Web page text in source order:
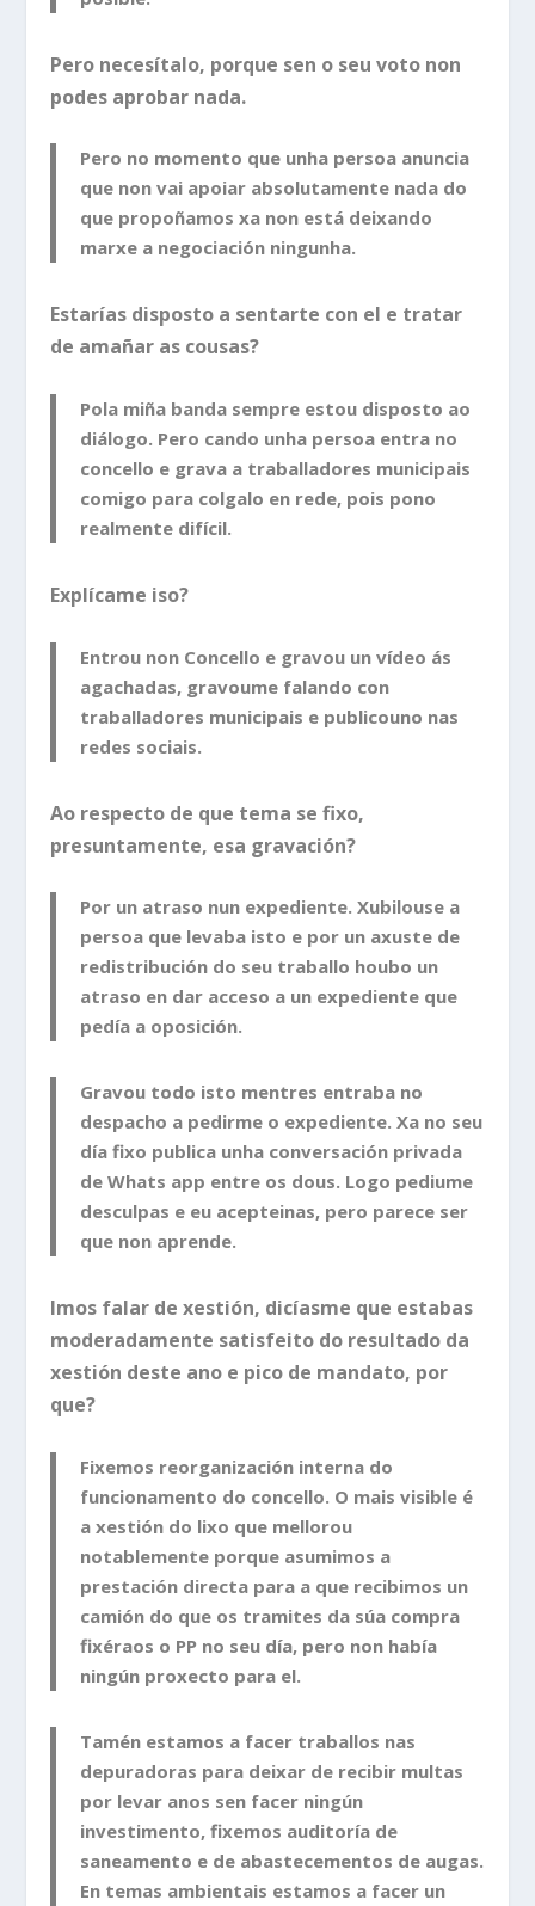
Pero necesítalo, porque sen o seu voto non
podes aprobar nada.
Pero no momento que unha persoa anuncia
que non vai apoiar absolutamente nada do
que propoñamos xa non está deixando
marxe a negociación ningunha.
Estarías disposto a sentarte con el e tratar
de amañar as cousas?
Pola miña banda sempre estou disposto ao
diálogo. Pero cando unha persoa entra no
concello e grava a traballadores municipais
comigo para colgalo en rede, pois pono
realmente difícil.
Explícame iso?
Entrou non Concello e gravou un vídeo ás
agachadas, gravoume falando con
traballadores municipais e publicouno nas
redes sociais.
Ao respecto de que tema se fixo,
presuntamente, esa gravación?
Por un atraso nun expediente. Xubilouse a
persoa que levaba isto e por un axuste de
redistribución do seu traballo houbo un
atraso en dar acceso a un expediente que
pedía a oposición.
Gravou todo isto mentres entraba no
despacho a pedirme o expediente. Xa no seu
día fixo publica unha conversación privada
de Whats app entre os dous. Logo pediume
desculpas e eu acepteinas, pero parece ser
que non aprende.
Imos falar de xestión, dicíasme que estabas
moderadamente satisfeito do resultado da
xestión deste ano e pico de mandato, por
que?
Fixemos reorganización interna do
funcionamento do concello. O mais visible é
a xestión do lixo que mellorou
notablemente porque asumimos a
prestación directa para a que recibimos un
camión do que os tramites da súa compra
fixéraos o PP no seu día, pero non había
ningún proxecto para el.
Tamén estamos a facer traballos nas
depuradoras para deixar de recibir multas
por levar anos sen facer ningún
investimento, fixemos auditoría de
saneamento e de abastecementos de augas.
En temas ambientais estamos a facer un